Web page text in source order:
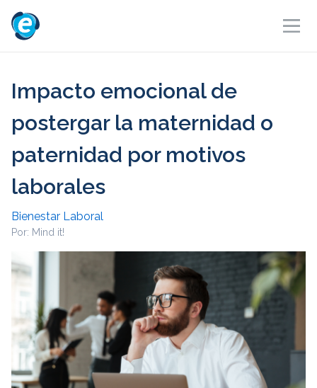
Impacto emocional de
postergar la maternidad o
paternidad por motivos
laborales
Bienestar Laboral
Por: Mind it!